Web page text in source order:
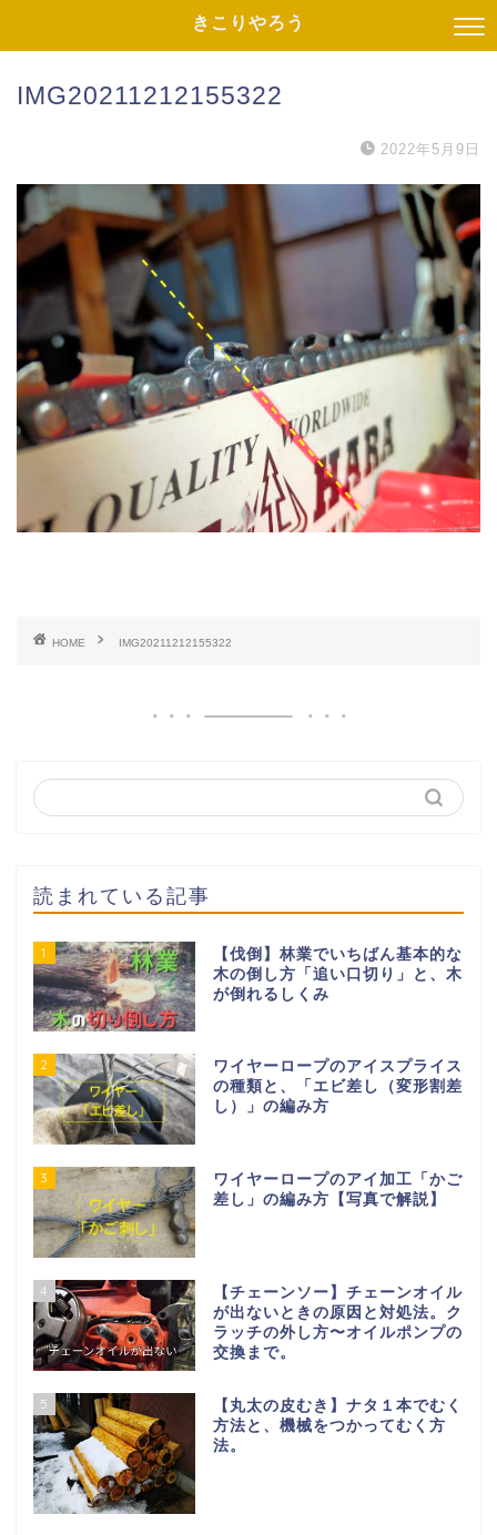
きこりやろう
IMG20211212155322
2022年5月9日
HOME IMG20211212155322
読まれている記事
1
【伐倒】林業でいちばん基本的な
木の倒し方「追い口切り」と、木
が倒れるしくみ
2
ワイヤーロープのアイスプライス
の種類と、「エビ差し（変形割差
し）」の編み方
3
ワイヤーロープのアイ加工「かご
差し」の編み方【写真で解説】
4
【チェーンソー】チェーンオイル
が出ないときの原因と対処法。ク
ラッチの外し方〜オイルポンプの
交換まで。
5
【丸太の皮むき】ナタ１本でむく
方法と、機械をつかってむく方
法。